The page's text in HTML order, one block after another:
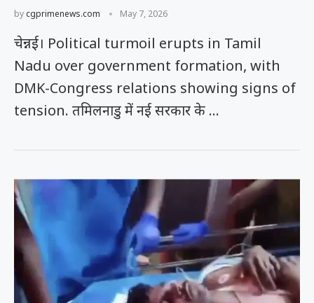
bycgprimenews.com May 7, 2026
चेन्नई। Political turmoil erupts in Tamil
Nadu over government formation, with
DMK-Congress relations showing signs of
tension. तमिलनाडु में नई सरकार के …